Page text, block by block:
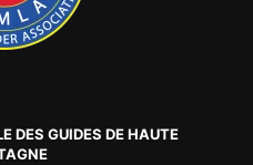
DES GUIDES DE HAUTE